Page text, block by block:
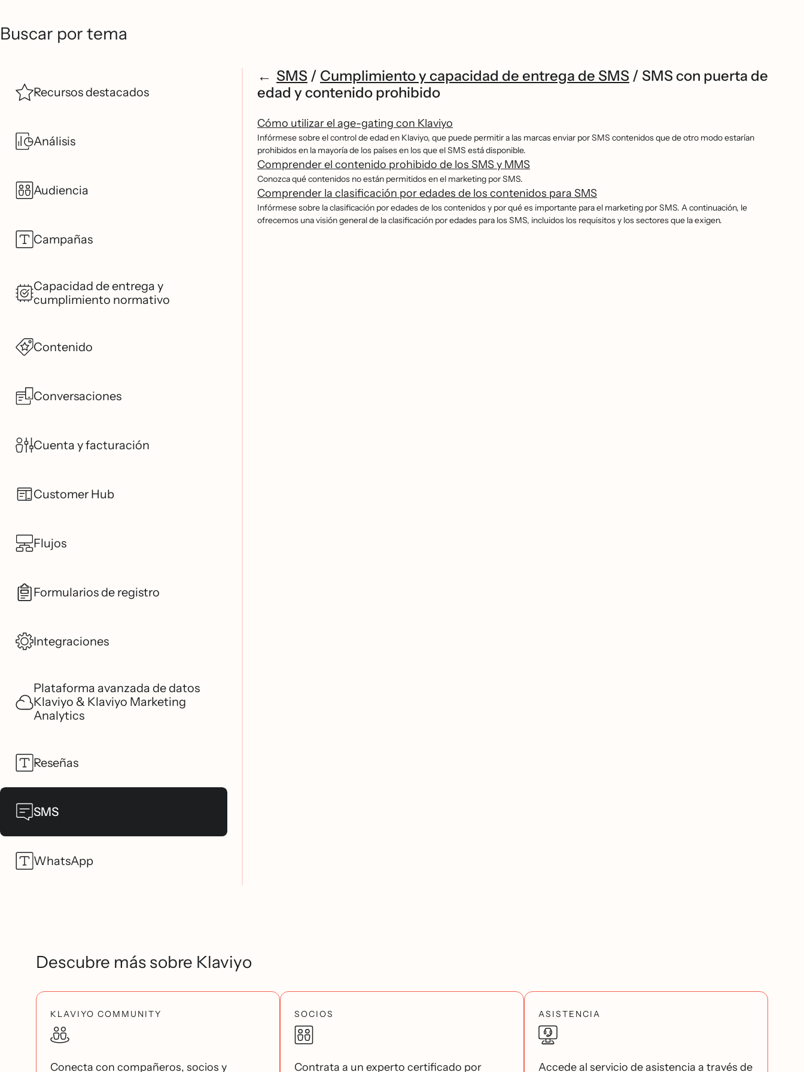
Buscar por tema
Recursos destacados
Análisis
Audiencia
Campañas
Capacidad de entrega y
cumplimiento normativo
Contenido
Conversaciones
Cuenta y facturación
Customer Hub
Flujos
Formularios de registro
Integraciones
Plataforma avanzada de datos
Klaviyo & Klaviyo Marketing
Analytics
Reseñas
SMS
WhatsApp
SMS / Cumplimiento y capacidad de entrega de SMS / SMS con puerta de
edad y contenido prohibido
Cómo utilizar el age-gating con Klaviyo
Infórmese sobre el control de edad en Klaviyo, que puede permitir a las marcas enviar por SMS contenidos que de otro modo estarían
prohibidos en la mayoría de los países en los que el SMS está disponible.
Comprender el contenido prohibido de los SMS y MMS
Conozca qué contenidos no están permitidos en el marketing por SMS.
Comprender la clasificación por edades de los contenidos para SMS
Infórmese sobre la clasificación por edades de los contenidos y por qué es importante para el marketing por SMS. A continuación, le
ofrecemos una visión general de la clasificación por edades para los SMS, incluidos los requisitos y los sectores que la exigen.
Descubre más sobre Klaviyo
KLAVIYO COMMUNITY
Conecta con compañeros, socios y
SOCIOS
Contrata a un experto certificado por
ASISTENCIA
Accede al servicio de asistencia a través de